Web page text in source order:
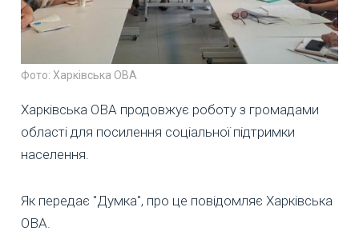
Фото: Харківська ОВА
Харківська ОВА продовжує роботу з громадами
області для посилення соціальної підтримки
населення.
Як передає "Думка", про це повідомляє Харківська
ОВА.